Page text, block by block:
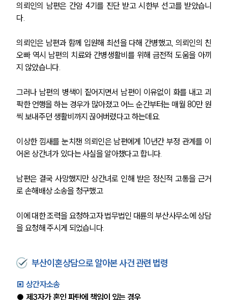
의뢰인의 남편은 간암 4기를 진단 받고 시한부 선고를 받았습니
다.
의뢰인은 남편과 함께 입원해 최선을 다해 간병했고, 의뢰인의 친
오빠 역시 남편의 치료와 간병생활비를 위해 금전적 도움을 아끼
지 않았습니다.
그러나 남편의 병색이 짙어지면서 남편이 이유없이 화를 내고 괴
팍한 언행을 하는 경우가 많아졌고 어느 순간부터는 매월 80만 원
씩 보내주던 생활비까지 끊어버렸다고 하는데요.
이상한 낌새를 눈치챈 의뢰인은 남편에게 10년간 부정 관계를 이
어온 상간녀가 있다는 사실을 알아챘다고 합니다.
남편은 결국 사망했지만 상간녀로 인해 받은 정신적 고통을 근거
로 손해배상 소송을 청구했고
이에 대한 조력을 요청하고자 법무법인 대륜의 부산사무소에 상담
을 요청해 주시게 되었습니다.
부산이혼상담으로 알아본 사건 관련 법령
▣ 상간자소송
● 제3자가 혼인 파탄에 책임이 있는 경우